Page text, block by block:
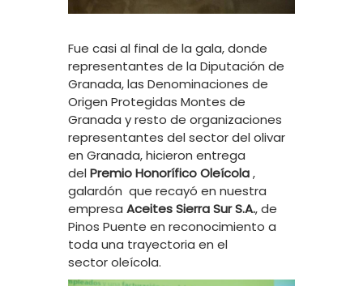
Fue casi al final de la gala, donde
representantes de la Diputación de
Granada, las Denominaciones de
Origen Protegidas Montes de
Granada y resto de organizaciones
representantes del sector del olivar
en Granada, hicieron entrega
del Premio Honorífico Oleícola,
galardón que recayó en nuestra
empresa Aceites Sierra Sur S.A., de
Pinos Puente en reconocimiento a
toda una trayectoria en el
sector oleícola.